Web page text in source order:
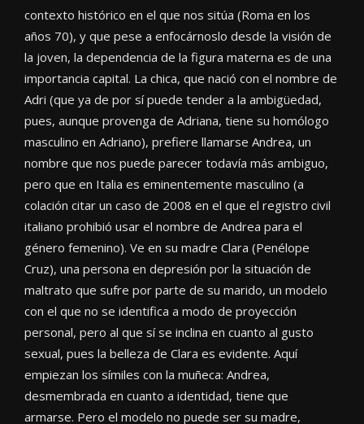
contexto histórico en el que nos sitúa (Roma en los
años 70), y que pese a enfocárnoslo desde la visión de
la joven, la dependencia de la figura materna es de una
importancia capital. La chica, que nació con el nombre de
Adri (que ya de por sí puede tender a la ambigüedad,
pues, aunque provenga de Adriana, tiene su homólogo
masculino en Adriano), prefiere llamarse Andrea, un
nombre que nos puede parecer todavía más ambiguo,
pero que en Italia es eminentemente masculino (a
colación citar un caso de 2008 en el que el registro civil
italiano prohibió usar el nombre de Andrea para el
género femenino). Ve en su madre Clara (Penélope
Cruz), una persona en depresión por la situación de
maltrato que sufre por parte de su marido, un modelo
con el que no se identifica a modo de proyección
personal, pero al que sí se inclina en cuanto al gusto
sexual, pues la belleza de Clara es evidente. Aquí
empiezan los símiles con la muñeca: Andrea,
desmembrada en cuanto a identidad, tiene que
armarse. Pero el modelo no puede ser su madre,